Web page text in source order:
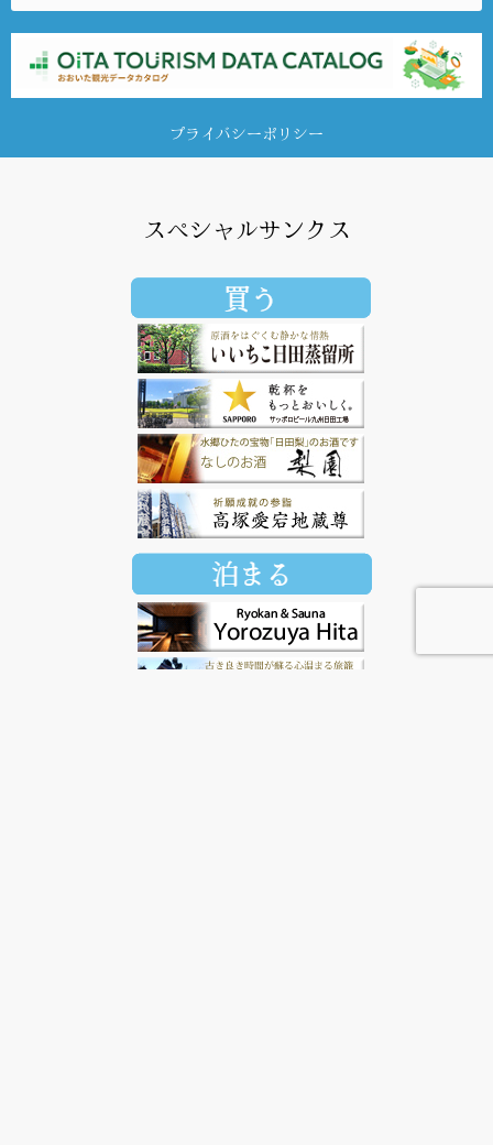
プライバシーポリシー
スペシャルサンクス